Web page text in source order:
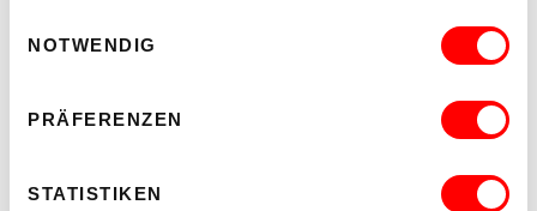
NOTWENDIG
PRÄFERENZEN
STATISTIKEN